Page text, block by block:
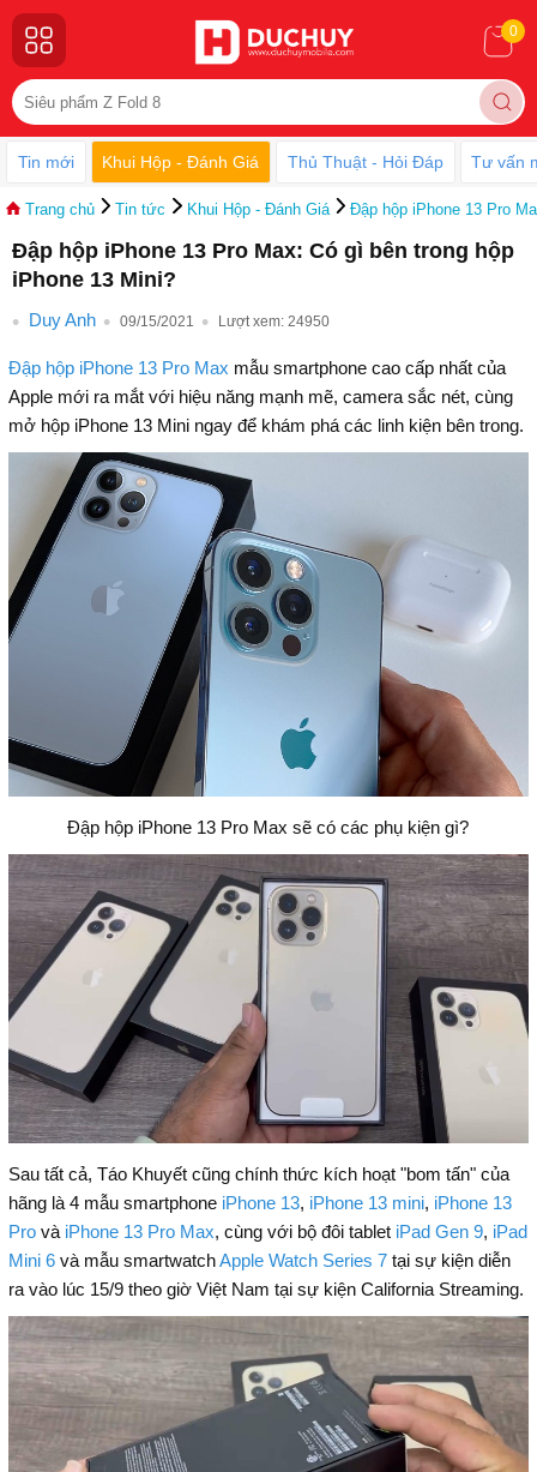
0
Tin mới Khui Hộp - Đánh Giá Thủ Thuật - Hỏi Đáp Tư vấn
Trang chủ Tin tức Khui Hộp - Đánh Giá Đập hộp iPhone 13 Pro
Đập hộp iPhone 13 Pro Max: Có gì bên trong hộp
iPhone 13 Mini?
Duy Anh 09/15/2021 Lượt xem: 24950
Đập hộp iPhone 13 Pro Max mẫu smartphone cao cấp nhất của
Apple mới ra mắt với hiệu năng mạnh mẽ, camera sắc nét, cùng
mở hộp iPhone 13 Mini ngay để khám phá các linh kiện bên trong.
Đập hộp iPhone 13 Pro Max sẽ có các phụ kiện gì?
Sau tất cả, Táo Khuyết cũng chính thức kích hoạt "bom tấn" của
hãng là 4 mẫu smartphone iPhone 13, iPhone 13 mini, iPhone 13
Provà iPhone 13 Pro Max, cùng với bộ đôi tablet iPad Gen 9, iPad
Mini 6và mẫu smartwatchApple Watch Series 7tại sự kiện diễn
ra vào lúc 15/9 theo giờ Việt Nam tại sự kiện California Streaming.